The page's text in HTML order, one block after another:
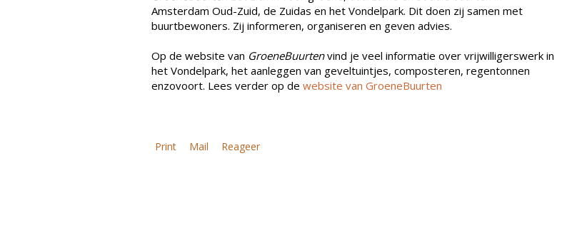
Amsterdam Oud-Zuid, de Zuidas en het Vondelpark. Dit doen zij samen met
buurtbewoners. Zij informeren, organiseren en geven advies.
Op de website van GroeneBuurtenvind je veel informatie over vrijwilligerswerk in
het Vondelpark, het aanleggen van geveltuintjes, composteren, regentonnen
enzovoort. Lees verder op de website van GroeneBuurten
Print Mail Reageer